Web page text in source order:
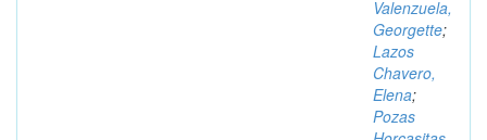
Valenzuela,
Georgette;
Lazos
Chavero,
Elena;
Pozas